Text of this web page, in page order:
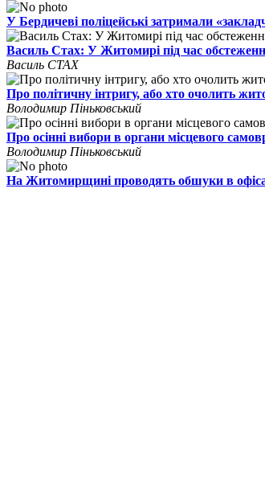
У Бердичеві поліцейські затримали
Василь Стах: У Житомирі під час
Василь СТАХ
Про політичну інтригу, або хто очолить
Володимир Піньковський
Про осінні вибори в органи місцевого
Володимир Піньковський
На Житомирщині проводять обшуки в